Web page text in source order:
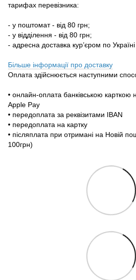
тарифах перевізника:
- у поштомат - від 80 грн;
- у відділення - від 80 грн;
- адресна доставка кур’єром по Україні
Більше інформації про доставку
Оплата здійснюється наступними
• онлайн-оплата банківською карткою
Apple Pay
• передоплата за реквізитами IBAN
• передоплата на картку
• післяплата при отримані на Новій
100грн)